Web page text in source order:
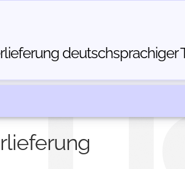
deutschsprachiger